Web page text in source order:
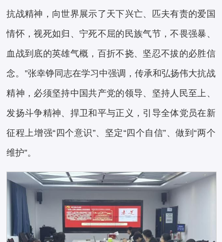
抗战精神，向世界展示了天下兴亡、匹夫有责的爱国
情怀，视死如归、宁死不屈的民族气节，不畏强暴、
血战到底的英雄气概，百折不挠、坚忍不拔的必胜信
念。”张幸铮同志在学习中强调，传承和弘扬伟大抗战
精神，必须坚持中国共产党的领导、坚持人民至上、
发扬斗争精神、捍卫和平与正义，引导全体党员在新
征程上增强“四个意识”、坚定“四个自信”、做到“两个
维护”。